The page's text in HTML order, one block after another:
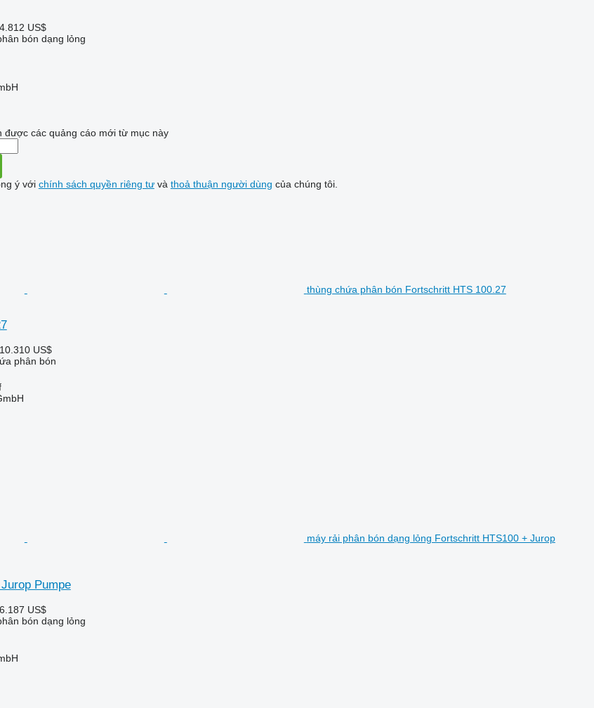
US$
bón dạng lỏng
được các quảng cáo mới từ mục này
ý với chính sách quyền riêng tưvà thoả thuận người dùng của chúng tôi.
thùng chứa phân bón Fortschritt HTS 100.27
US$
phân bón
máy rải phân bón dạng lỏng Fortschritt HTS100 + Jurop
Pumpe
US$
bón dạng lỏng